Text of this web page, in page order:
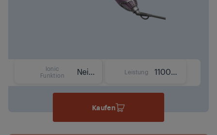
Ionic
Funktion
Nein Leistung 1100 W
Kaufen